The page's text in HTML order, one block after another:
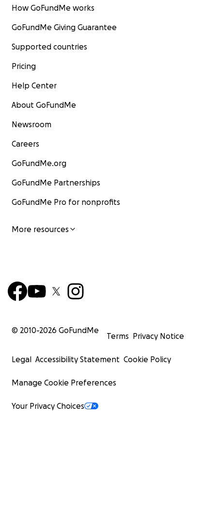
How GoFundMe works
GoFundMe Giving Guarantee
Supported countries
Pricing
Help Center
About GoFundMe
Newsroom
Careers
GoFundMe.org
GoFundMe Partnerships
GoFundMe Pro for nonprofits
More resources
© 2010-2026 GoFundMe
Terms Privacy Notice
Legal Accessibility Statement Cookie Policy
Manage Cookie Preferences
Your Privacy Choices